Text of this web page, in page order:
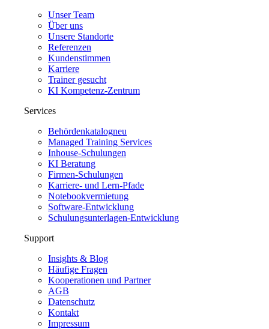
Unser Team
Über uns
Unsere Standorte
Referenzen
Kundenstimmen
Karriere
Trainer gesucht
KI Kompetenz-Zentrum
Services
Behördenkatalogneu
Managed Training Services
Inhouse-Schulungen
KI Beratung
Firmen-Schulungen
Karriere- und Lern-Pfade
Notebookvermietung
Software-Entwicklung
Schulungsunterlagen-Entwicklung
Support
Insights & Blog
Häufige Fragen
Kooperationen und Partner
AGB
Datenschutz
Kontakt
Impressum